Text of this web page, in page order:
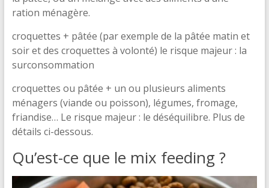
ration ménagère.
croquettes + pâtée (par exemple de la pâtée matin et
soir et des croquettes à volonté) le risque majeur : la
surconsommation
croquettes ou pâtée + un ou plusieurs aliments
ménagers (viande ou poisson), légumes, fromage,
friandise… Le risque majeur : le déséquilibre. Plus de
détails ci-dessous.
Qu’est-ce que le mix feeding ?